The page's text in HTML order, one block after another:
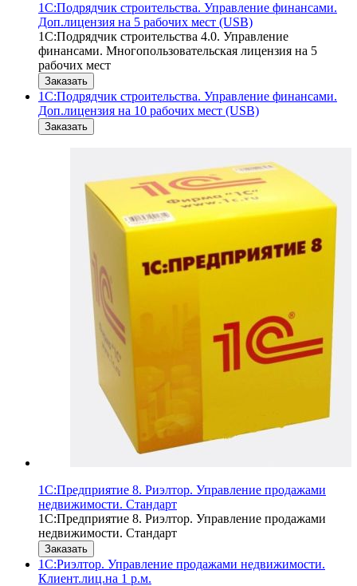
1С:Подрядчик строительства. Управление финансами.
Доп.лицензия на 5 рабочих мест (USB)
1С:Подрядчик строительства 4.0. Управление
финансами. Многопользовательская лицензия на 5
рабочих мест
Заказать
1С:Подрядчик строительства. Управление финансами.
Доп.лицензия на 10 рабочих мест (USB)
Заказать
1С:Предприятие 8. Риэлтор. Управление продажами
недвижимости. Стандарт
1С:Предприятие 8. Риэлтор. Управление продажами
недвижимости. Стандарт
Заказать
1С:Риэлтор. Управление продажами недвижимости.
Клиент.лиц.на 1 р.м.